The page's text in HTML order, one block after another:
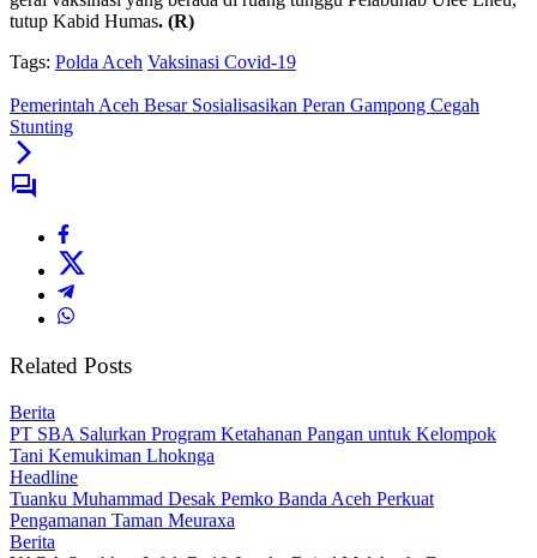
tutup Kabid Humas. (R)
Tags: Polda Aceh Vaksinasi Covid-19
Pemerintah Aceh Besar Sosialisasikan Peran Gampong Cegah
Stunting
Related Posts
Berita
PT SBA Salurkan Program Ketahanan Pangan untuk Kelompok
Tani Kemukiman Lhoknga
Headline
Tuanku Muhammad Desak Pemko Banda Aceh Perkuat
Pengamanan Taman Meuraxa
Berita